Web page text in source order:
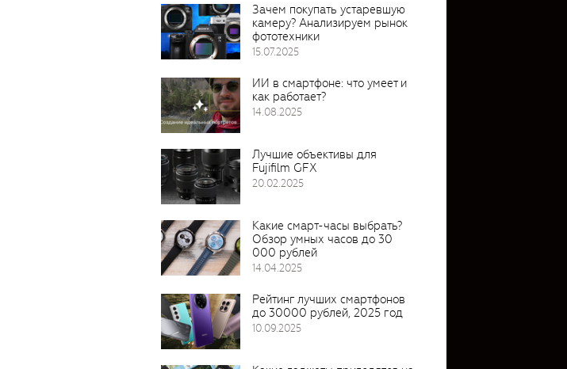
Зачем покупать устаревшую
камеру? Анализируем рынок
фототехники
15.07.2025
ИИ в смартфоне: что умеет и
как работает?
14.08.2025
Лучшие объективы для
Fujifilm GFX
20.02.2025
Какие смарт-часы выбрать?
Обзор умных часов до 30
000 рублей
14.04.2025
Рейтинг лучших смартфонов
до 30000 рублей, 2025 год
10.09.2025